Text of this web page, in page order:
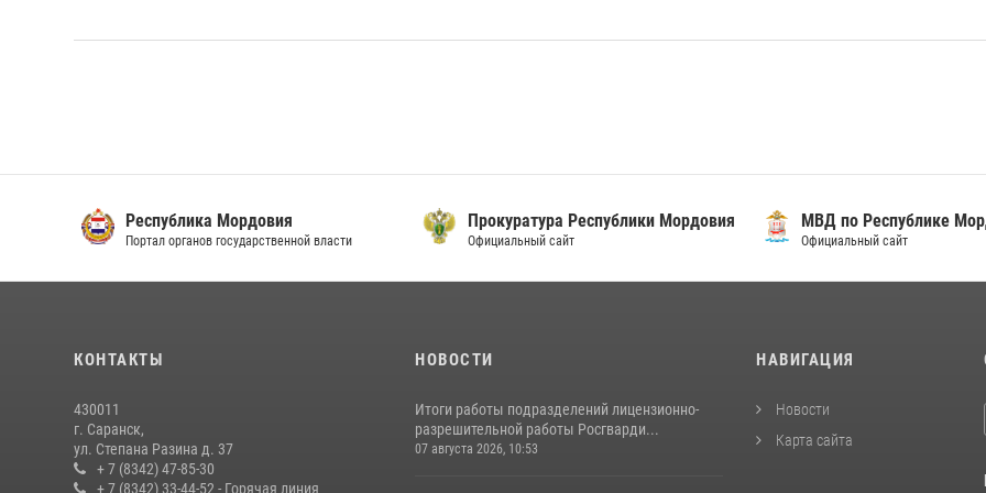
Республика Мордовия
Портал органов государственной власти
Прокуратура Республики Мордовия
Официальный сайт
МВД по Республике
Официальный сайт
КОНТАКТЫ
430011
г. Саранск,
ул. Степана Разина д. 37
+ 7 (8342) 47-85-30
+ 7 (8342) 33-44-52 - Горячая линия
НОВОСТИ
Итоги работы подразделений лицензионно-
разрешительной работы Росгварди...
07 августа 2026, 10:53
НАВИГАЦИЯ
Новости
Карта сайта